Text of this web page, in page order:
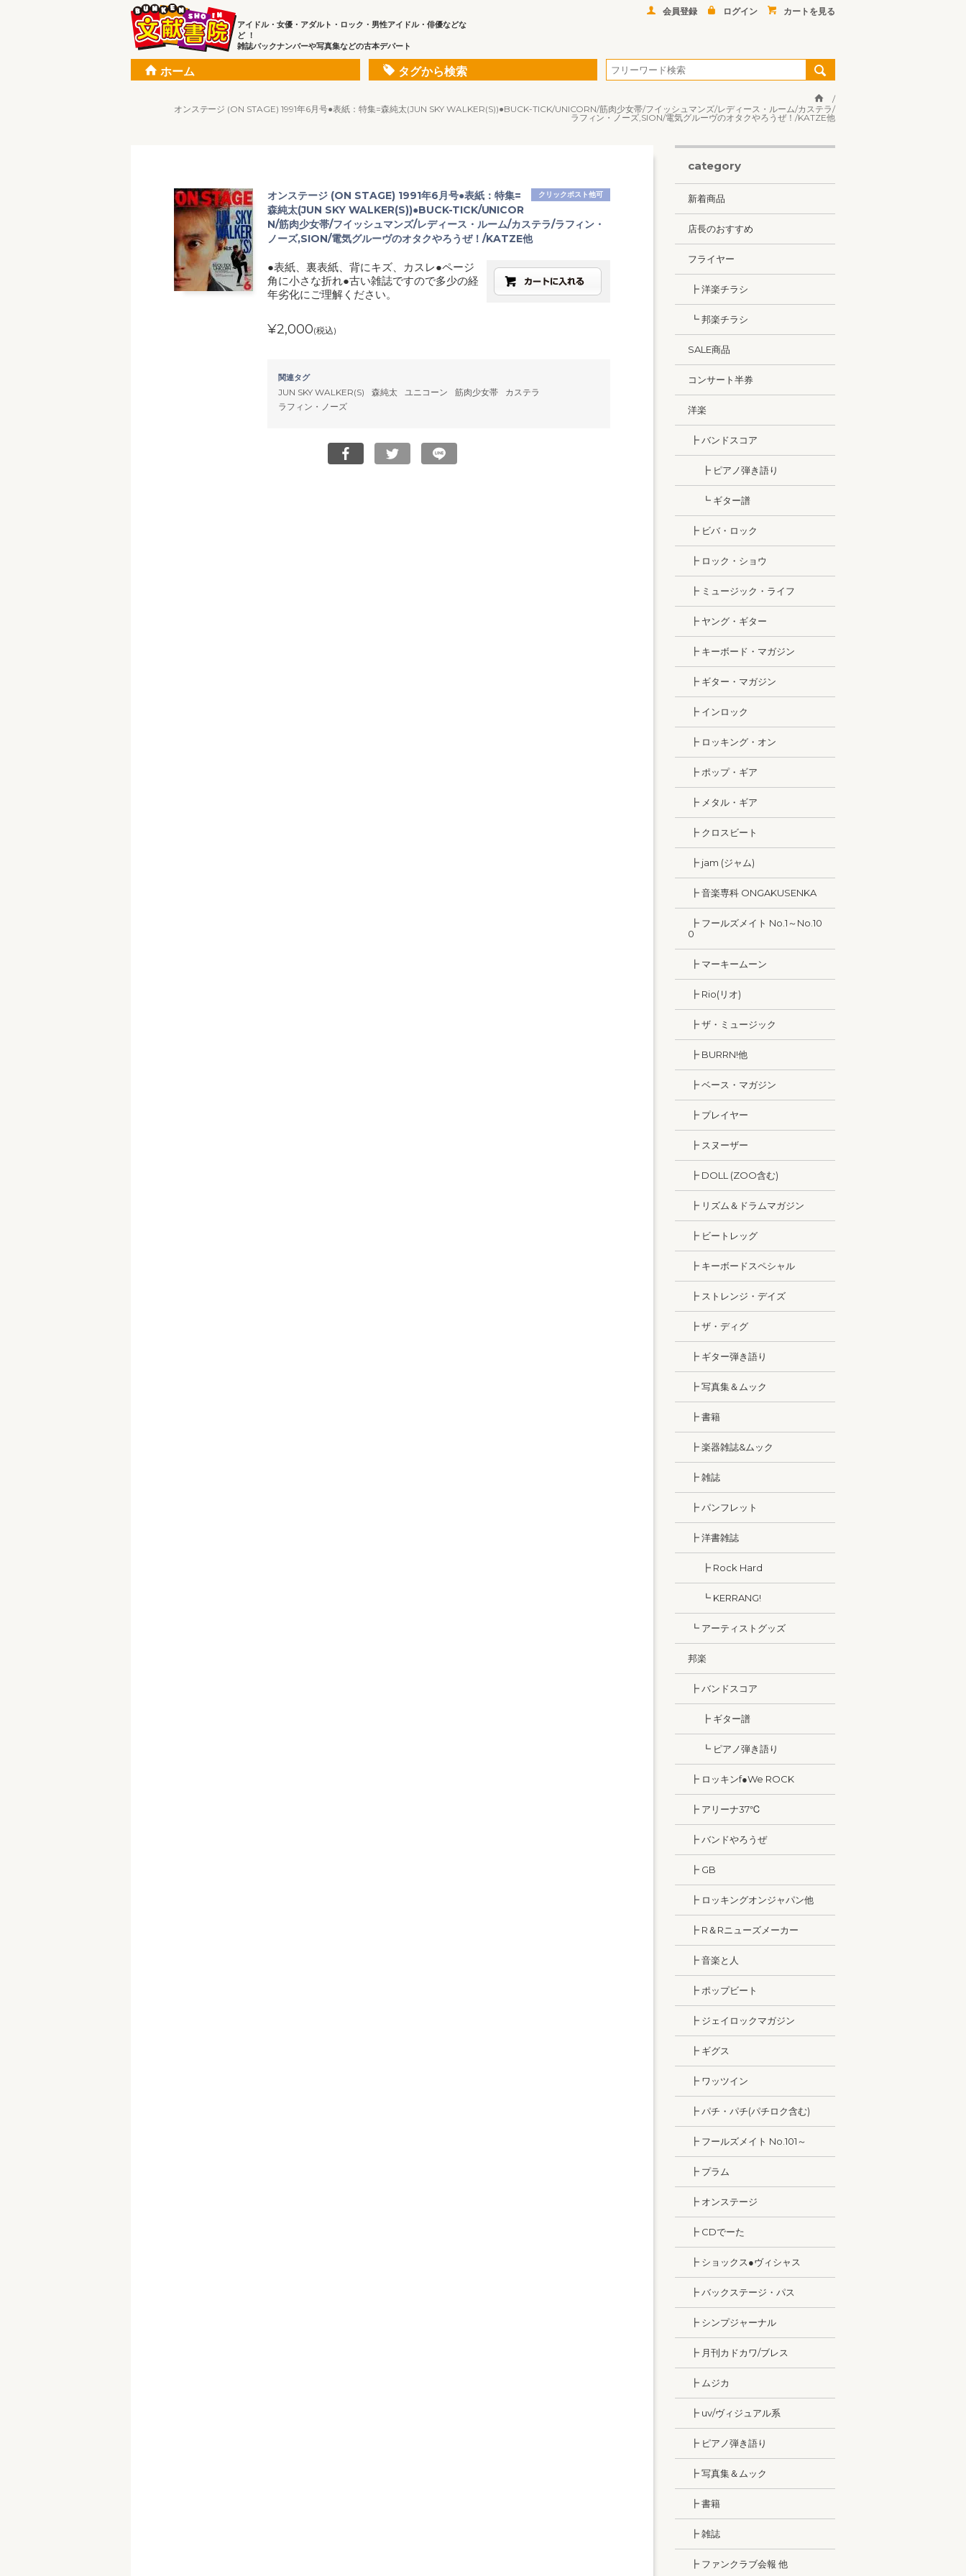
アイドル・女優・アダルト・ロック・男性アイドル・俳優などな
ど ！
雑誌バックナンバーや写真集などの古本デパート
会員登録 ログイン カートを見る
ホーム タグから検索
オンステージ (ON STAGE) 1991年6月号●表紙：特集=森純太(JUN SKY WALKER(S))●BUCK-TICK/UNICORN/筋肉少女帯/フイッシュマンズ/レディース・ルーム/カステラ/
ラフィン・ノーズ,SION/電気グルーヴのオタクやろうぜ！/KATZE他
クリックポスト他可
オンステージ (ON STAGE) 1991年6月号●表紙：特集=
森純太(JUN SKY WALKER(S))●BUCK-TICK/UNICOR
N/筋肉少女帯/フイッシュマンズ/レディース・ルーム/カステラ/ラフィン・
ノーズ,SION/電気グルーヴのオタクやろうぜ！/KATZE他
●表紙、裏表紙、背にキズ、カスレ●ページ
角に小さな折れ●古い雑誌ですので多少の経
年劣化にご理解ください。
¥2,000(税込)
関連タグ
JUN SKY WALKER(S) 森純太 ユニコーン 筋肉少女帯
カステラ
ラフィン・ノーズ
category
新着商品
店長のおすすめ
フライヤー
┣ 洋楽チラシ
┗ 邦楽チラシ
SALE商品
コンサート半券
洋楽
┣ バンドスコア
┣ ピアノ弾き語り
┗ ギター譜
┣ ビバ・ロック
┣ ロック・ショウ
┣ ミュージック・ライフ
┣ ヤング・ギター
┣ キーボード・マガジン
┣ ギター・マガジン
┣ インロック
┣ ロッキング・オン
┣ ポップ・ギア
┣ メタル・ギア
┣ クロスビート
┣ jam (ジャム)
┣ 音楽専科 ONGAKUSENKA
┣ フールズメイト No.1～No.10
0
┣ マーキームーン
┣ Rio(リオ)
┣ ザ・ミュージック
┣ BURRN!他
┣ ベース・マガジン
┣ プレイヤー
┣ スヌーザー
┣ DOLL (ZOO含む)
┣ リズム＆ドラムマガジン
┣ ビートレッグ
┣ キーボードスペシャル
┣ ストレンジ・デイズ
┣ ザ・ディグ
┣ ギター弾き語り
┣ 写真集＆ムック
┣ 書籍
┣ 楽器雑誌&ムック
┣ 雑誌
┣ パンフレット
┣ 洋書雑誌
┣ Rock Hard
┗ KERRANG!
┗ アーティストグッズ
邦楽
┣ バンドスコア
┣ ギター譜
┗ ピアノ弾き語り
┣ ロッキンf●We ROCK
┣ アリーナ37℃
┣ バンドやろうぜ
┣ GB
┣ ロッキングオンジャパン他
┣ R＆Rニューズメーカー
┣ 音楽と人
┣ ポップビート
┣ ジェイロックマガジン
┣ ギグス
┣ ワッツイン
┣ パチ・パチ(パチロク含む)
┣ フールズメイト No.101～
┣ プラム
┣ オンステージ
┣ CDでーた
┣ ショックス●ヴィシャス
┣ バックステージ・パス
┣ シンプジャーナル
┣ 月刊カドカワ/ブレス
┣ ムジカ
┣ uv/ヴィジュアル系
┣ ピアノ弾き語り
┣ 写真集＆ムック
┣ 書籍
┣ 雑誌
┣ ファンクラブ会報 他